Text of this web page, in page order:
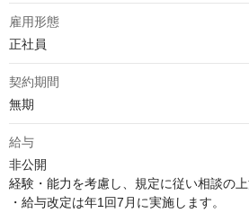
雇用形態
正社員
契約期間
無期
給与
非公開
経験・能力を考慮し、規定に従い相談の
・給与改定は年1回7月に実施します。